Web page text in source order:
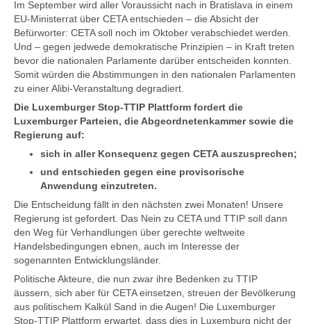
Im September wird aller Voraussicht nach in Bratislava in einem
EU-Ministerrat über CETA entschieden – die Absicht der
Befürworter: CETA soll noch im Oktober verabschiedet werden.
Und – gegen jedwede demokratische Prinzipien – in Kraft treten
bevor die nationalen Parlamente darüber entscheiden konnten.
Somit würden die Abstimmungen in den nationalen Parlamenten
zu einer Alibi-Veranstaltung degradiert.
Die Luxemburger Stop-TTIP Plattform fordert die
Luxemburger Parteien, die Abgeordnetenkammer sowie die
Regierung auf:
sich in aller Konsequenz gegen CETA auszusprechen;
und entschieden gegen eine provisorische
Anwendung einzutreten.
Die Entscheidung fällt in den nächsten zwei Monaten! Unsere
Regierung ist gefordert. Das Nein zu CETA und TTIP soll dann
den Weg für Verhandlungen über gerechte weltweite
Handelsbedingungen ebnen, auch im Interesse der
sogenannten Entwicklungsländer.
Politische Akteure, die nun zwar ihre Bedenken zu TTIP
äussern, sich aber für CETA einsetzen, streuen der Bevölkerung
aus politischem Kalkül Sand in die Augen! Die Luxemburger
Stop-TTIP Plattform erwartet, dass dies in Luxemburg nicht der